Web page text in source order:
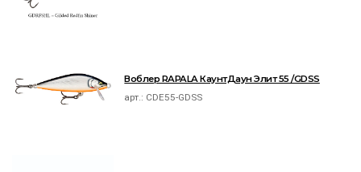
Воблер RAPALA КаунтДаун Элит 55 /GDSS
арт.: CDE55-GDSS